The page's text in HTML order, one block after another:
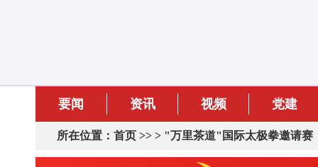
要闻 资讯 视频 党建
所在位置： 首页 >> > "万里茶道"国际太极拳邀请赛